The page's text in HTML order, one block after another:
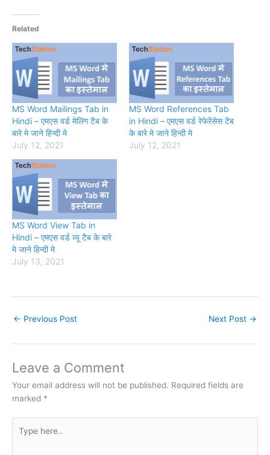
Related
MS Word Mailings Tab in
Hindi – एमएस वर्ड मेलिंग टैब के
बारे मे जाने हिन्दी मे
July 12, 2021
MS Word References Tab
in Hindi – एमएस वर्ड रेफेरेंसेस टैब
के बारे मे जाने हिन्दी मे
July 12, 2021
MS Word View Tab in
Hindi – एमएस वर्ड व्यू टैब के बारे
मे जाने हिन्दी मे
July 13, 2021
← Previous Post Next Post →
Leave a Comment
Your email address will not be published. Required fields are
marked *
here..